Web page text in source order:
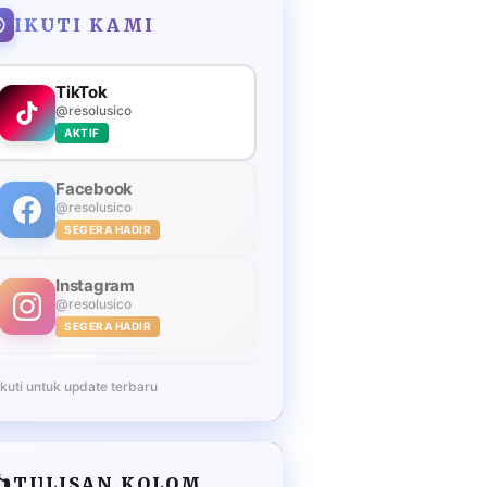
IKUTI KAMI
TikTok
@resolusico
AKTIF
Facebook
@resolusico
SEGERA HADIR
Instagram
@resolusico
SEGERA HADIR
untuk update terbaru